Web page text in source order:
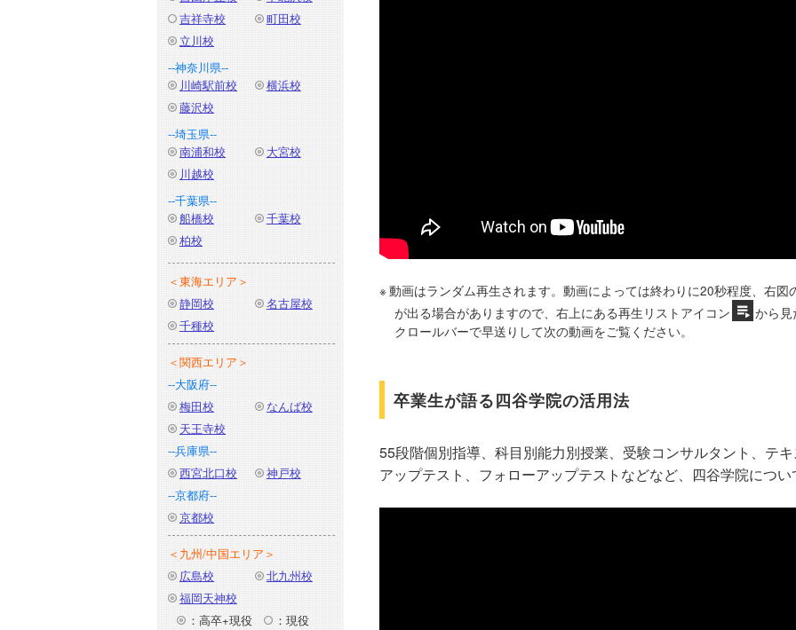
吉祥寺校
町田校
立川校
--神奈川県--
川崎駅前校
横浜校
藤沢校
--埼玉県--
南浦和校
大宮校
川越校
--千葉県--
船橋校
千葉校
柏校
＜東海エリア＞
静岡校
名古屋校
千種校
＜関西エリア＞
--大阪府--
梅田校
なんば校
天王寺校
--兵庫県--
西宮北口校
神戸校
--京都府--
京都校
＜九州/中国エリア＞
広島校
北九州校
福岡天神校
：高卒+現役
：現役
動画はランダム再生されます。動画によっては終わりに20秒程度、右図
が出る場合がありますので、右上にある再生リストアイコン
から見
クロールバーで早送りして次の動画をご覧ください。
卒業生が語る四谷学院の活用法
55段階個別指導、科目別能力別授業、受験コンサルタント、テ
アップテスト、フォローアップテストなどなど、四谷学院につい